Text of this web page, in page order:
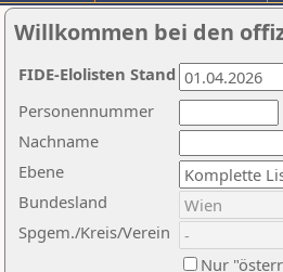
Willkommen bei den
Nachname
Ebene
Personennummer
Bundesland
Spgem./Kreis/Verein
Nur
FIDE-Elolisten Stand